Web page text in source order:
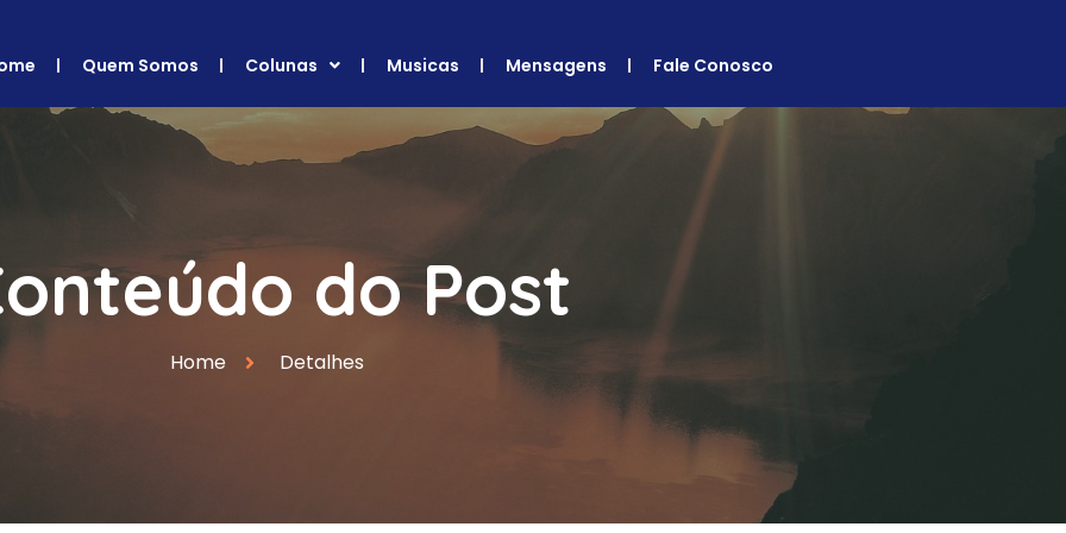
Quem Somos Colunas Musicas Mensagens Fale Conosco
do Post
Home Detalhes